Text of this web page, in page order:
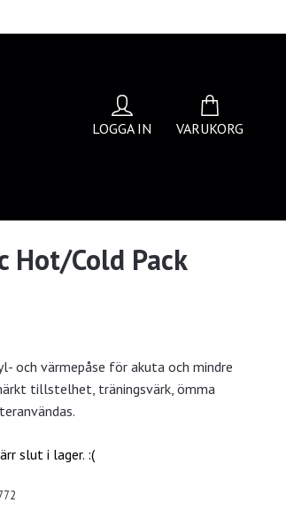
LOGGA IN VARUKORG
Hot/Cold Pack
och värmepåse för akuta och mindre
tillstelhet, träningsvärk, ömma
slut i lager. :(